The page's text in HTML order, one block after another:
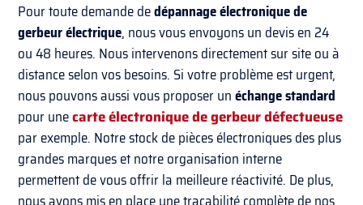
Pour toute demande dedépannage électronique de
gerbeur électrique, nous vous envoyons un devis en 24
ou 48 heures. Nous intervenons directement sur site ou à
distance selon vos besoins. Si votre problème est urgent,
nous pouvons aussi vous proposer unéchange standard
pour unecarte électronique de gerbeur défectueuse
par exemple. Notre stock de pièces électroniques des plus
grandes marques et notre organisation interne
permettent de vous offrir la meilleure réactivité. De plus,